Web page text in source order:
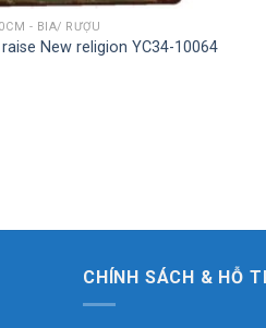
- BIA/ RƯỢU
New religion YC34-10064
CHÍNH SÁCH & HỖ